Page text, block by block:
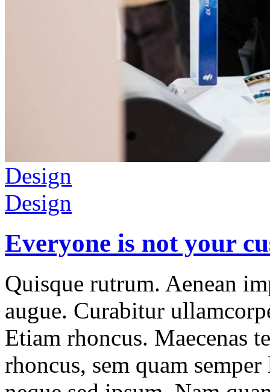
Design
Design
Everyone is not your
Quisque rutrum. Aenean
augue. Curabitur
Etiam rhoncus. Maecenas
rhoncus, sem quam